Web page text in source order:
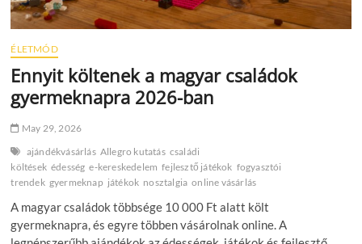
ÉLETMÓD
Ennyit költenek a magyar családok
gyermeknapra 2026-ban
May 29, 2026
ajándékvásárlás Allegro kutatás családi
költések édesség e‑kereskedelem fejlesztő játékok fogyasztói
trendek gyermeknap játékok nosztalgia online vásárlás
A magyar családok többsége 10 000 Ft alatt költ
gyermeknapra, és egyre többen vásárolnak online. A